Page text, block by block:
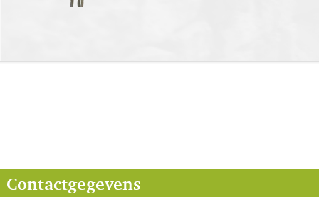
Contactgegevens